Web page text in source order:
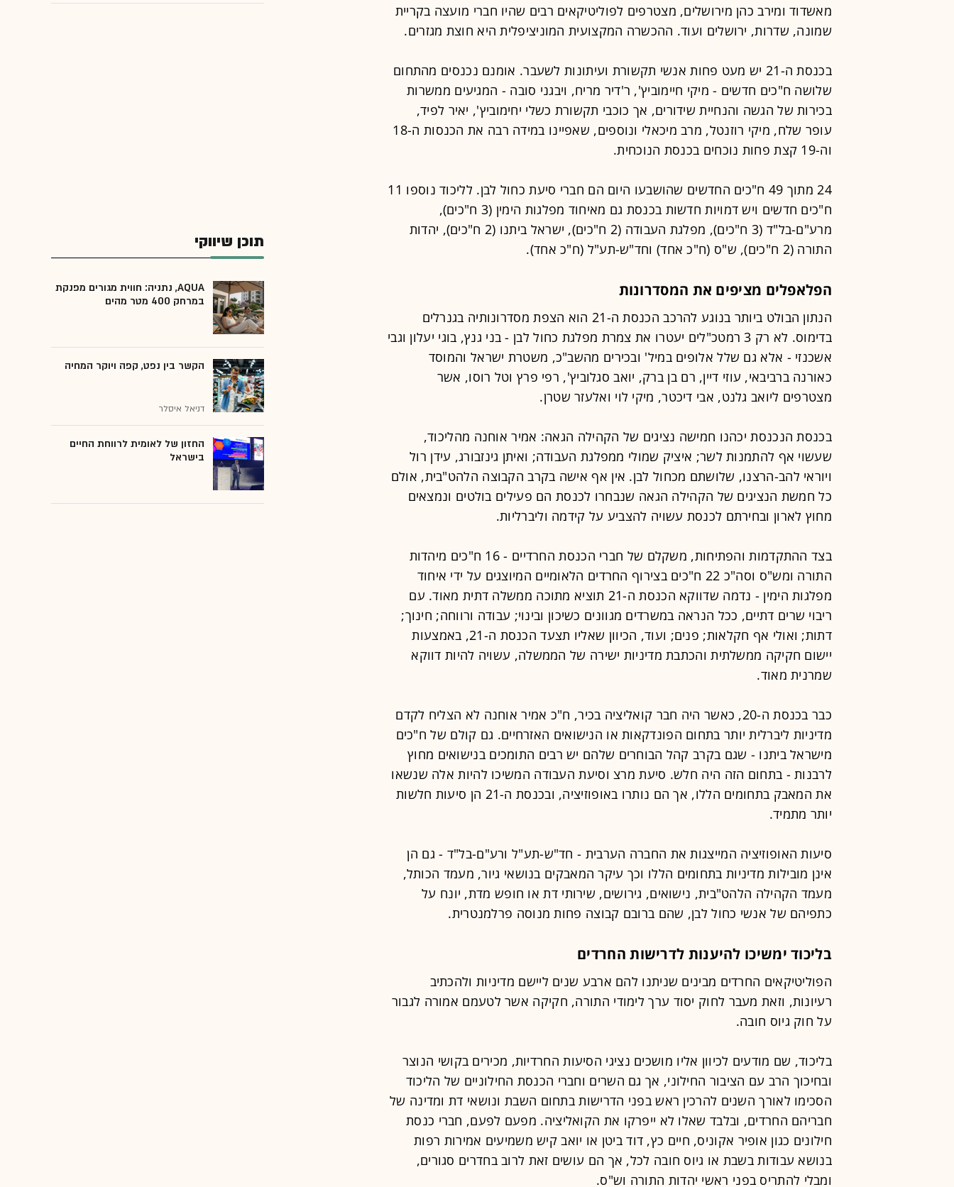
מאשדוד ומירב כהן מירושלים, מצטרפים לפוליטיקאים רבים שהיו חברי מועצה בקריית
שמונה, שדרות, ירושלים ועוד. ההכשרה המקצועית המוניציפלית היא חוצת מגזרים.
בכנסת ה-21 יש מעט פחות אנשי תקשורת ועיתונות לשעבר. אומנם נכנסים מהתחום
שלושה ח"כים חדשים - מיקי חיימוביץ', ר'דיר מריח, ויבגני סובה - המגיעים ממשרות
בכירות של הגשה והנחיית שידורים, אך כוכבי תקשורת כשלי יחימוביץ', יאיר לפיד,
עופר שלח, מיקי רוזנטל, מרב מיכאלי ונוספים, שאפיינו במידה רבה את הכנסות ה-18
וה-19 קצת פחות נוכחים בכנסת הנוכחית.
24 מתוך 49 ח"כים החדשים שהושבעו היום הם חברי סיעת כחול לבן. לליכוד נוספו 11
ח"כים חדשים ויש דמויות חדשות בכנסת גם מאיחוד מפלגות הימין (3 ח"כים),
מרע"ם-בל"ד (3 ח"כים), מפלגת העבודה (2 ח"כים), ישראל ביתנו (2 ח"כים), יהדות
התורה (2 ח"כים), ש"ס (ח"כ אחד) וחד"ש-תע"ל (ח"כ אחד).
הפלאפלים מציפים את המסדרונות
הנתון הבולט ביותר בנוגע להרכב הכנסת ה-21 הוא הצפת מסדרונותיה בגנרלים
בדימוס. לא רק 3 רמטכ"לים יעטרו את צמרת מפלגת כחול לבן - בני גנץ, בוגי יעלון וגבי
אשכנזי - אלא גם שלל אלופים במיל' ובכירים מהשב"כ, משטרת ישראל והמוסד
כאורנה ברביבאי, עוזי דיין, רם בן ברק, יואב סגלוביץ', רפי פרץ וטל רוסו, אשר
מצטרפים ליואב גלנט, אבי דיכטר, מיקי לוי ואלעזר שטרן.
בכנסת הנכנסת יכהנו חמישה נציגים של הקהילה הגאה: אמיר אוחנה מהליכוד,
שעשוי אף להתמנות לשר; איציק שמולי ממפלגת העבודה; ואיתן גינזבורג, עידן רול
ויוראי להב-הרצנו, שלושתם מכחול לבן. אין אף אישה בקרב הקבוצה הלהט"בית, אולם
כל חמשת הנציגים של הקהילה הגאה שנבחרו לכנסת הם פעילים בולטים ונמצאים
מחוץ לארון ובחירתם לכנסת עשויה להצביע על קידמה וליברליות.
בצד ההתקדמות והפתיחות, משקלם של חברי הכנסת החרדיים - 16 ח"כים מיהדות
התורה ומש"ס וסה"כ 22 ח"כים בצירוף החרדים הלאומיים המיוצגים על ידי איחוד
מפלגות הימין - נדמה שדווקא הכנסת ה-21 תוציא מתוכה ממשלה דתית מאוד. עם
ריבוי שרים דתיים, ככל הנראה במשרדים מגוונים כשיכון ובינוי; עבודה ורווחה; חינוך;
דתות; ואולי אף חקלאות; פנים; ועוד, הכיוון שאליו תצעד הכנסת ה-21, באמצעות
יישום חקיקה ממשלתית והכתבת מדיניות ישירה של הממשלה, עשויה להיות דווקא
שמרנית מאוד.
כבר בכנסת ה-20, כאשר היה חבר קואליציה בכיר, ח"כ אמיר אוחנה לא הצליח לקדם
מדיניות ליברלית יותר בתחום הפונדקאות או הנישואים האזרחיים. גם קולם של ח"כים
מישראל ביתנו - שגם בקרב קהל הבוחרים שלהם יש רבים התומכים בנישואים מחוץ
לרבנות - בתחום הזה היה חלש. סיעת מרצ וסיעת העבודה המשיכו להיות אלה שנשאו
את המאבק בתחומים הללו, אך הם נותרו באופוזיציה, ובכנסת ה-21 הן סיעות חלשות
יותר מתמיד.
סיעות האופוזיציה המייצגות את החברה הערבית - חד"ש-תע"ל ורע"ם-בל"ד - גם הן
אינן מובילות מדיניות בתחומים הללו וכך עיקר המאבקים בנושאי גיור, מעמד הכותל,
מעמד הקהילה הלהט"בית, נישואים, גירושים, שירותי דת או חופש מדת, יונח על
כתפיהם של אנשי כחול לבן, שהם ברובם קבוצה פחות מנוסה פרלמנטרית.
בליכוד ימשיכו להיענות לדרישות החרדים
הפוליטיקאים החרדים מבינים שניתנו להם ארבע שנים ליישם מדיניות ולהכתיב
רעיונות, וזאת מעבר לחוק יסוד ערך לימודי התורה, חקיקה אשר לטעמם אמורה לגבור
על חוק גיוס חובה.
בליכוד, שם מודעים לכיוון אליו מושכים נציגי הסיעות החרדיות, מכירים בקושי הנוצר
ובחיכוך הרב עם הציבור החילוני, אך גם השרים וחברי הכנסת החילוניים של הליכוד
הסכימו לאורך השנים להרכין ראש בפני הדרישות בתחום השבת ונושאי דת ומדינה של
חבריהם החרדים, ובלבד שאלו לא ייפרקו את הקואליציה. מפעם לפעם, חברי כנסת
חילונים כגון אופיר אקוניס, חיים כץ, דוד ביטן או יואב קיש משמיעים אמירות רפות
בנושא עבודות בשבת או גיוס חובה לכל, אך הם עושים זאת לרוב בחדרים סגורים,
ומבלי להתריס בפני ראשי יהדות התורה וש"ס.
תוכן שיווקי
AQUA, נתניה: חווית מגורים מפנקת
במרחק 400 מטר מהים
הקשר בין נפט, קפה ויוקר המחיה
דניאל איסלר
החזון של לאומית לרווחת החיים
בישראל